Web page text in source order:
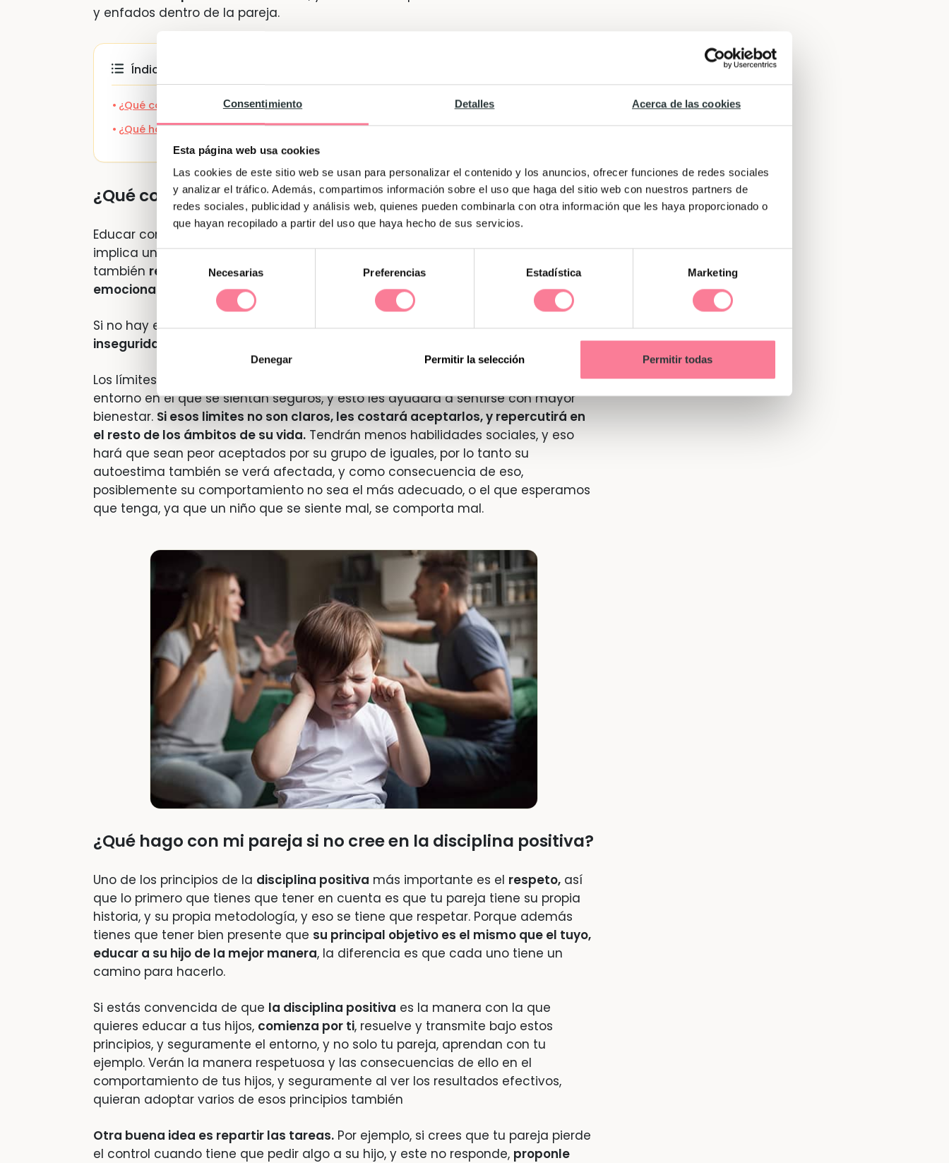
Consentimiento Detalles Acerca de las cookies
Esta página web usa cookies
Las cookies de este sitio web se usan para personalizar el contenido y los anuncios, ofrecer funciones de redes sociales
y analizar el tráfico. Además, compartimos información sobre el uso que haga del sitio web con nuestros partners de
redes sociales, publicidad y análisis web, quienes pueden combinarla con otra información que les haya proporcionado o
que hayan recopilado a partir del uso que haya hecho de sus servicios.
Selección
de
consentimiento
Necesarias Preferencias Estadística Marketing
Denegar Permitir la selección Permitir todas
y enfados dentro de la pareja.
Índice de contenidos
¿Qué consecuencias se dan al educar diferente a los hijos?
¿Qué hago con mi pareja si no cree en la disciplina positiva?
¿Qué consecuencias se dan al educar diferente a los hijos?
Educar con estilos de crianza diferentes, o en ocasiones opuestos, no solo
implica un gran desgaste en la pareja, y en la dinámica familiar, sino que
también repercutirá directamente en el comportamiento y en la salud
emocional de los niños.
Si no hay equilibrio en las normas y en los límites,los niños crecen con
inseguridad
, y les costará más respetar los limites que se les intente establecer.
Los límites y las normas son indispensables para que los niños crezcan en un
entorno en el que se sientan seguros, y esto les ayudará a sentirse con mayor
bienestar. Si esos limites no son claros, les costará aceptarlos, y repercutirá en
el resto de los ámbitos de su vida. Tendrán menos habilidades sociales, y eso
hará que sean peor aceptados por su grupo de iguales, por lo tanto su
autoestima también se verá afectada, y como consecuencia de eso,
posiblemente su comportamiento no sea el más adecuado, o el que esperamos
que tenga, ya que un niño que se siente mal, se comporta mal.
¿Qué hago con mi pareja si no cree en la disciplina positiva?
Uno de los principios de la disciplina positiva más importante es el respeto, así
que lo primero que tienes que tener en cuenta es que tu pareja tiene su propia
historia, y su propia metodología, y eso se tiene que respetar. Porque además
tienes que tener bien presente que su principal objetivo es el mismo que el tuyo,
educar a su hijo de la mejor manera, la diferencia es que cada uno tiene un
camino para hacerlo.
Si estás convencida de que la disciplina positiva es la manera con la que
quieres educar a tus hijos, comienza por ti, resuelve y transmite bajo estos
principios, y seguramente el entorno, y no solo tu pareja, aprendan con tu
ejemplo. Verán la manera respetuosa y las consecuencias de ello en el
comportamiento de tus hijos, y seguramente al ver los resultados efectivos,
quieran adoptar varios de esos principios también
Otra buena idea es repartir las tareas. Por ejemplo, si crees que tu pareja pierde
el control cuando tiene que pedir algo a su hijo, y este no responde, proponle